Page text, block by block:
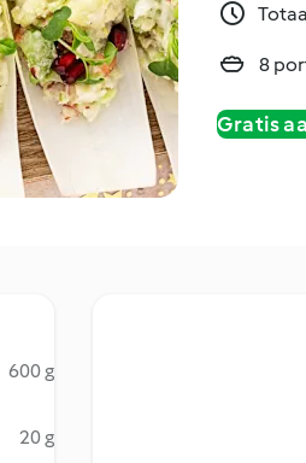
8
Gratis
600 g
20 g